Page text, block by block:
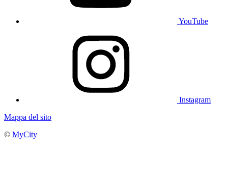
YouTube
Instagram
Mappa del sito
© MyCity